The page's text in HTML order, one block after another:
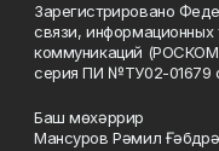
Зарегистрировано
связи,
коммуникаций
серия ПИ №ТУ02-01679
Баш мөхәррир
Мансуров Рәмил